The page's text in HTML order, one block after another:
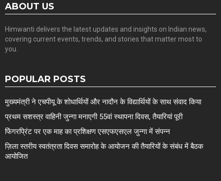
ABOUT US
Himwanti delivers the latest updates and insights on Indian news,
covering current events, trends, and stories that matter most to
you.
POPULAR POSTS
मुख्यमंत्री ने एचपीयू के शोधार्थियों और नादौन के विद्यार्थियों के साथ संवाद किया
प्रथम सशस्त्र वाहिनी जुन्गा मनाएगी 55वां स्थापना दिवस, तैयारियां पूरी
फिंगरप्रिंट पर एक माह का प्रशिक्षण एसएफएसएल जुन्गा में संपन्न
ज़िला स्तरीय स्वतंत्रता दिवस समारोह के आयोजन की तैयारियों के संबंध में बैठक
आयोजित